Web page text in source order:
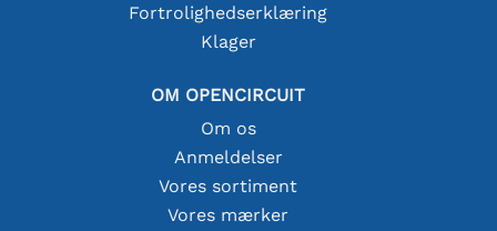
Fortrolighedserklæring
Klager
OM OPENCIRCUIT
Om os
Anmeldelser
Vores sortiment
Vores mærker